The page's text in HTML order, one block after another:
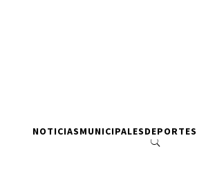
NOTICIASMUNICIPALESDEPORTES